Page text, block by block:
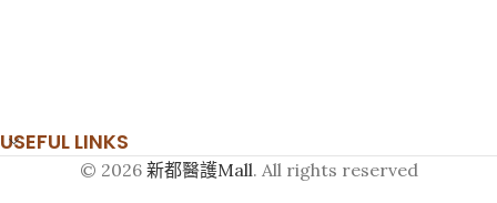
USEFUL LINKS
© 2026 新都醫護Mall. All rights reserved